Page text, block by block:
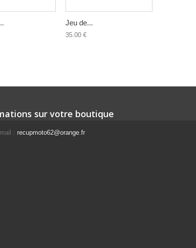
Jeu de...
35.00 €
sur votre boutique
: recupmoto62@orange.fr